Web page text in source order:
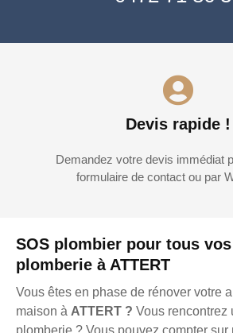
SOS plombier pour tous
plomberie à ATTERT
Vous êtes en phase de rénover votre
maison à ATTERT ? Vous rencontrez
Devis rapide !
Demandez votre devis immédiat
formulaire de contact ou par